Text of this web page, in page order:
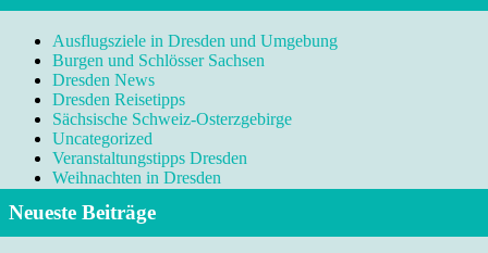
Ausflugsziele in Dresden und Umgebung
Burgen und Schlösser Sachsen
Dresden News
Dresden Reisetipps
Sächsische Schweiz-Osterzgebirge
Uncategorized
Veranstaltungstipps Dresden
Weihnachten in Dresden
Neueste Beiträge